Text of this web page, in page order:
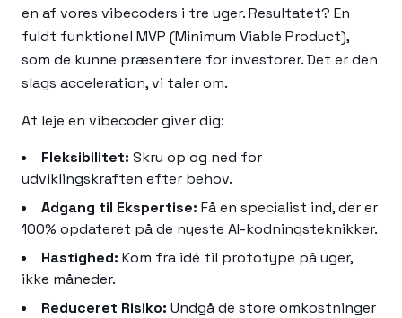
en af vores vibecoders i tre uger. Resultatet? En
fuldt funktionel MVP (Minimum Viable Product),
som de kunne præsentere for investorer. Det er den
slags acceleration, vi taler om.
At leje en vibecoder giver dig:
Fleksibilitet: Skru op og ned for
udviklingskraften efter behov.
Adgang til Ekspertise: Få en specialist ind, der er
100% opdateret på de nyeste AI-kodningsteknikker.
Hastighed: Kom fra idé til prototype på uger,
ikke måneder.
Reduceret Risiko: Undgå de store omkostninger